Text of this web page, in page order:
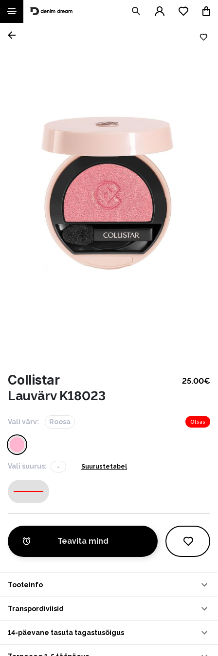
Collistar 25.00€
Lauvärv K18023
Vali värv: Roosa Otsas
Vali suurus: - Suurustetabel
-
Teavita mind
Tooteinfo
Transpordiviisid
14-päevane tasuta tagastusõigus